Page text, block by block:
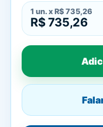
1 un. x R$ 735,26
R$ 735,26